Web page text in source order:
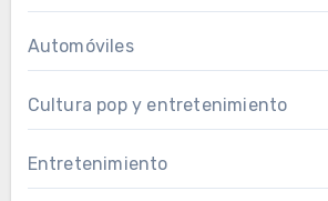
Automóviles
Cultura pop y entretenimiento
Entretenimiento